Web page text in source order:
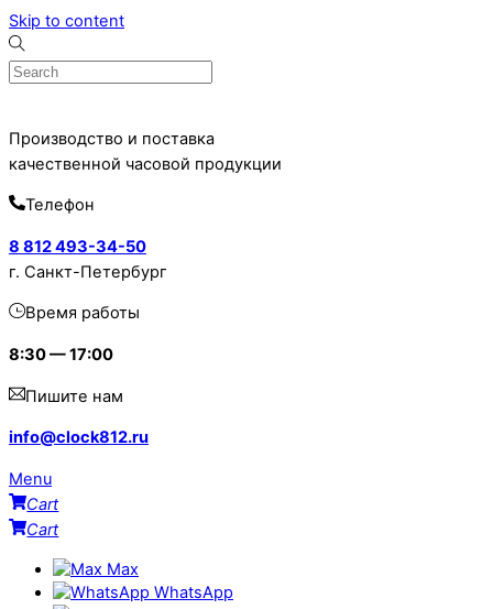
Skip to content
Производство и поставка
качественной часовой продукции
Телефон
8 812 493-34-50
г. Санкт-Петербург
Время работы
8:30 — 17:00
Пишите нам
info@clock812.ru
Menu
Cart
Cart
Max
WhatsApp